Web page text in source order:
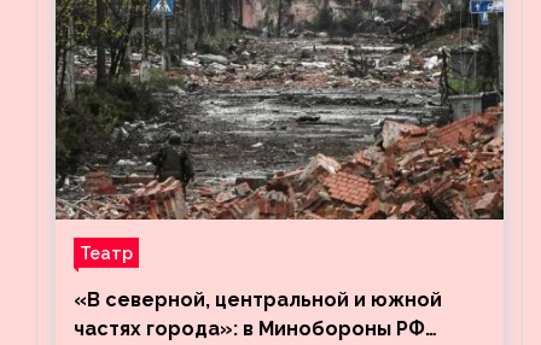
Театр
«В северной, центральной и южной
частях города»: в Минобороны РФ